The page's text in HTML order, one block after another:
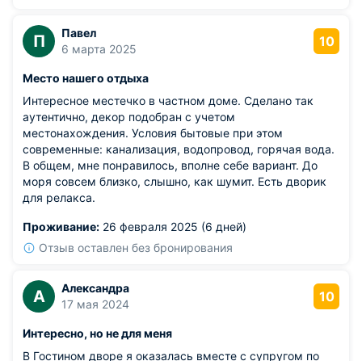
их восторге.
П
Павел
6 марта 2025
10
Место нашего отдыха
Интересное местечко в частном доме. Сделано так
аутентично, декор подобран с учетом
местонахождения. Условия бытовые при этом
современные: канализация, водопровод, горячая вода.
В общем, мне понравилось, вполне себе вариант. До
моря совсем близко, слышно, как шумит. Есть дворик
для релакса.
Проживание: 26 февраля 2025 (6 дней)
Отзыв оставлен без бронирования
А
Александра
17 мая 2024
10
Интересно, но не для меня
В Гостином дворе я оказалась вместе с супругом по